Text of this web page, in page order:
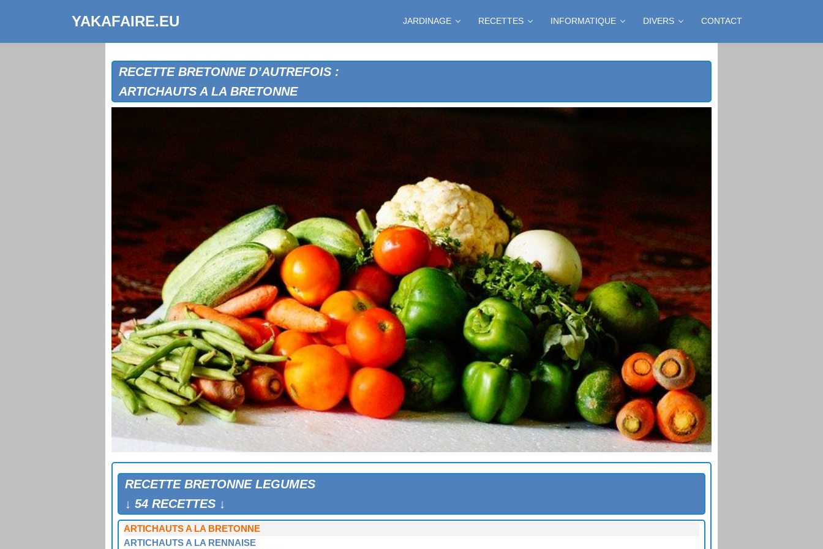
YAKAFAIRE.EU JARDINAGE RECETTES INFORMATIQUE DIVERS CONTACT
RECETTE BRETONNE D’AUTREFOIS :
ARTICHAUTS A LA BRETONNE
RECETTE BRETONNE LEGUMES
↓ 54 RECETTES ↓
ARTICHAUTS "A MA FAÇON"
ARTICHAUTS A LA BRETONNE
ARTICHAUTS A LA RENNAISE